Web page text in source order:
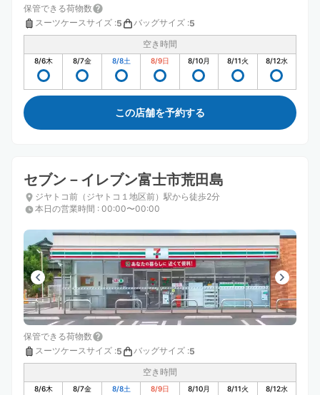
保管できる荷物数
スーツケースサイズ :5 バッグサイズ :5
空き時間
8/6木 8/7金 8/8土 8/9日 8/10月 8/11火 8/12水
この店舗を予約する
セブン－イレブン富士市荒田島
ジヤトコ前（ジヤトコ１地区前）駅から徒歩2分
本日の営業時間 : 00:00〜00:00
保管できる荷物数
スーツケースサイズ :5 バッグサイズ :5
空き時間
8/6木 8/7金 8/8土 8/9日 8/10月 8/11火 8/12水